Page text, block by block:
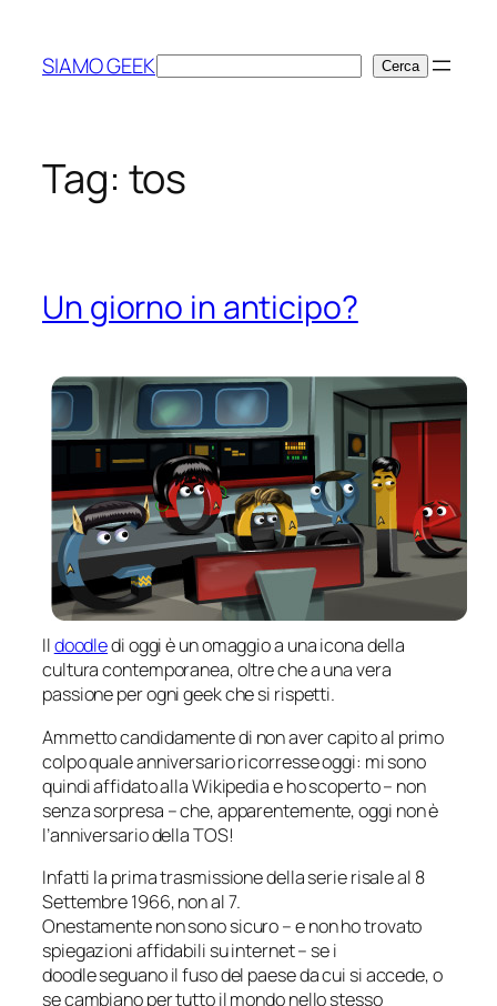
contenuto
SIAMO GEEKCerca Cerca
Tag: tos
Un giorno in anticipo?
Ildoodledi oggi è un omaggio a una icona della
cultura contemporanea, oltre che a una vera
passione per ogni geek che si rispetti.
Ammetto candidamente di non aver capito al primo
colpo quale anniversario ricorresse oggi: mi sono
quindi affidato alla Wikipedia e ho scoperto – non
senza sorpresa – che, apparentemente, oggi non è
l’anniversario della TOS!
Infatti la prima trasmissione della serie risale al 8
Settembre 1966, non al 7.
Onestamente non sono sicuro – e non ho trovato
spiegazioni affidabili su internet – se i
doodle seguano il fuso del paese da cui si accede, o
se cambiano per tutto il mondo nello stesso